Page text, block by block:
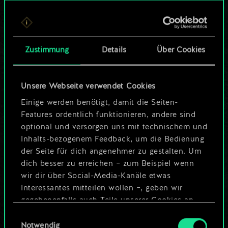
Zustimmung Details Über Cookies
Unsere Webseite verwendet Cookies
Einige werden benötigt, damit die Seiten-
Features ordentlich funktionieren, andere sind
optional und versorgen uns mit technischem und
Inhalts-bezogenem Feedback, um die Bedienung
der Seite für dich angenehmer zu gestalten. Um
dich besser zu erreichen – zum Beispiel wenn
wir dir über Social-Media-Kanäle etwas
Interessantes mitteilen wollen –, geben wir
gegebenenfalls auch Teile unserer Cookies an
Cookies erfordert allerdings deine Zustimmung.
Notwendig
Bis jetzt ist dies nur
ein geteilter Satz
Karten.
Wo es doch so viel
mehr sein kann!
Deck benennen und Leitfaden
Deck bearbeiten